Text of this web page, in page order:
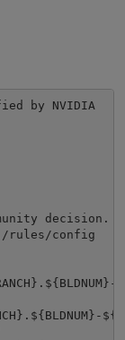
by NVIDIA
rules/config